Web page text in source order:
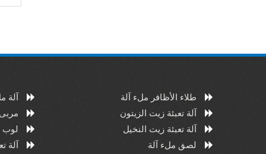
آلة
لوب
آلة
طلاء الأظافر ملء آلة
آلة تعبئة زيت الزيتون
آلة تعبئة زيت النخيل
لصق ملء آلة